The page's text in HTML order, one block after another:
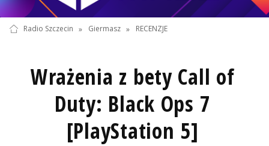
Radio Szczecin » Giermasz » RECENZJE
Wrażenia z bety Call of
Duty: Black Ops 7
[PlayStation 5]